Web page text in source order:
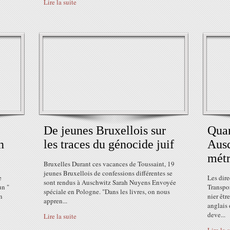
Lire la suite
"
De jeunes Bruxellois sur
les traces du génocide juif
Bruxelles Durant ces vacances de Toussaint, 19
jeunes Bruxellois de confessions différentes se
sont rendus à Auschwitz Sarah Nuyens Envoyée
spéciale en Pologne. "Dans les livres, on nous
appren...
Lire la suite
Les
nier
anglais
deve...